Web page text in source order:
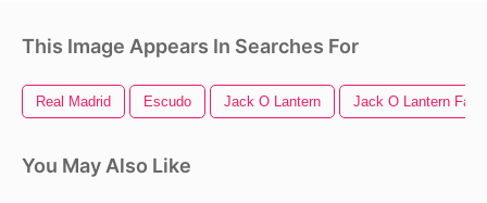
This Image Appears In Searches For
Real Madrid Escudo Jack O Lantern Jack O Lantern Face
You May Also Like